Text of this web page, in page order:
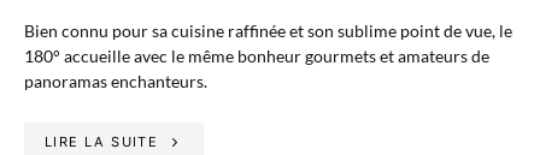
Bien connu pour sa cuisine raffinée et son sublime point de vue, le
180° accueille avec le même bonheur gourmets et amateurs de
panoramas enchanteurs.
LIRE LA SUITE